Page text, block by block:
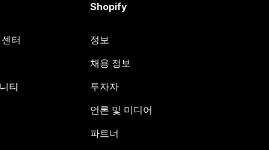
터
티
Shopify
정보
채용 정보
투자자
언론 및 미디어
파트너